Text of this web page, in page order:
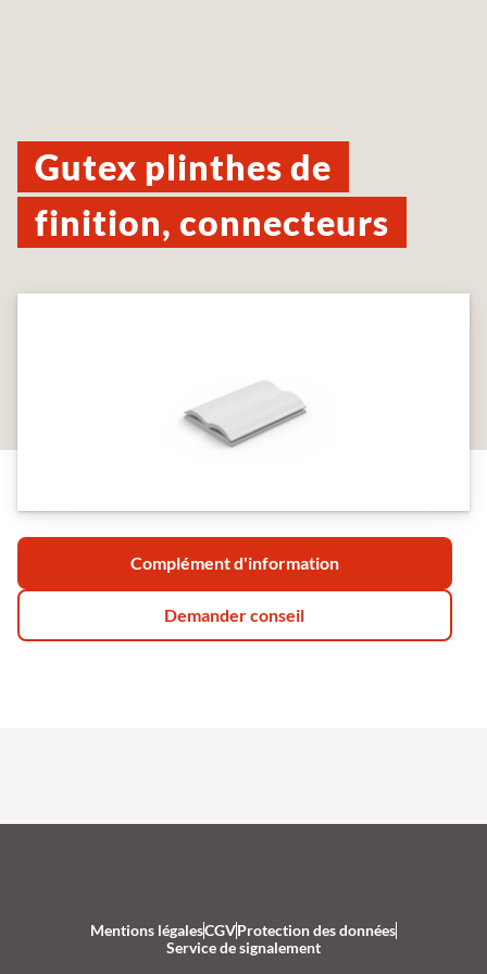
Gutex plinthes de
finition, connecteurs
Complément d'information
Demander conseil
Mentions légalesCGVProtection des données
Service de signalement